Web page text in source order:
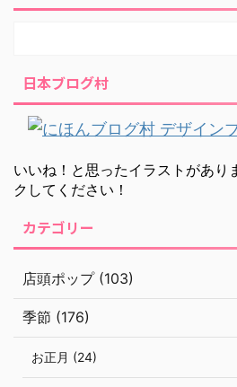
日本ブログ村
いいね！と思ったイラストがあり
クしてください！
カテゴリー
店頭ポップ (103)
季節 (176)
お正月 (24)